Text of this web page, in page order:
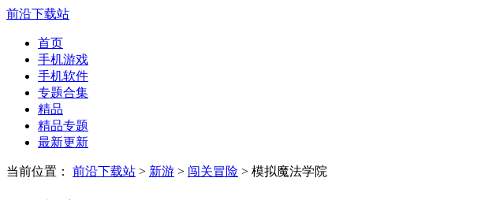
前沿下载站
首页
手机游戏
手机软件
专题合集
精品
精品专题
最新更新
当前位置： 前沿下载站 > 新游 > 闯关冒险 > 模拟魔法学院